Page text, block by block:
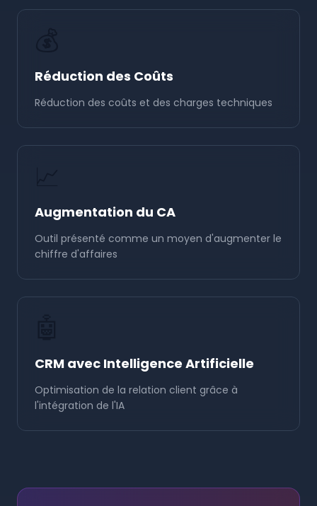
Réduction des Coûts
Réduction des coûts et des charges techniques
Augmentation du CA
Outil présenté comme un moyen d'augmenter le
chiffre d'affaires
CRM avec Intelligence Artificielle
Optimisation de la relation client grâce à
l'intégration de l'IA